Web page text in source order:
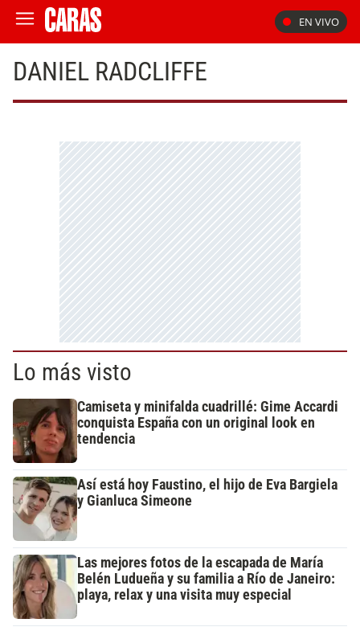
EN VIVO
DANIEL RADCLIFFE
Lo más visto
Camiseta y minifalda cuadrillé: Gime Accardi
conquista España con un original look en
tendencia
Así está hoy Faustino, el hijo de Eva Bargiela
y Gianluca Simeone
Las mejores fotos de la escapada de María
Belén Ludueña y su familia a Río de Janeiro:
playa, relax y una visita muy especial